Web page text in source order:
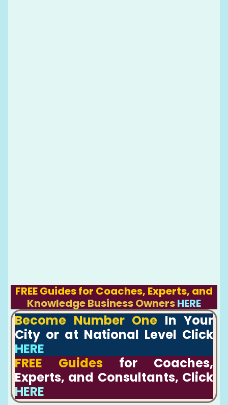
FREE Guides for Coaches, Experts, and
Knowledge Business OwnersHERE
Become Number One In Your
City or at National Level Click
HERE
FREE Guides for Coaches,
Experts, and Consultants, Click
HERE